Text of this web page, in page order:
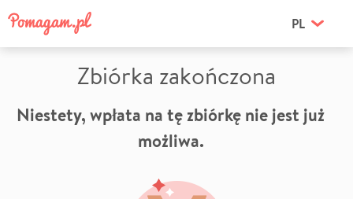
PL
Zbiórka zakończona
Niestety, wpłata na tę zbiórkę nie jest już
możliwa.